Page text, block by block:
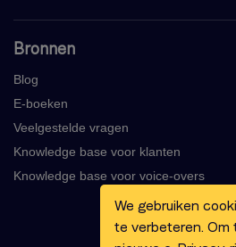
Bronnen
Blog
E-boeken
Veelgestelde vragen
Knowledge base voor klanten
Knowledge base voor voice-overs
We gebruiken
te verbeteren. Om